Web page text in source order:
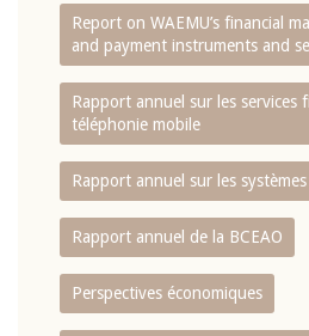
Report on WAEMU’s financial
and payment instruments and
Rapport annuel sur les services
téléphonie mobile
Rapport annuel sur les
Rapport annuel de la BCEAO
Perspectives économiques